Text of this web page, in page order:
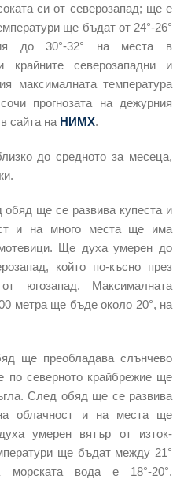
си от северозапад; ще е
ще бъдат от 24°-26°
до 30°-32° на места в
крайните северозападни и
максималната температура
прогнозата на дежурния
сайта на НИМХ.
до средното за месеца,
ще се развива купеста и
и на много места ще има
Ще духа умерен до
който по-късно през
югозапад. Максималната
метра ще бъде около 20°, на
ще преобладава слънчево
по северното крайбрежие ще
След обяд ще се развива
облачност и на места ще
умерен вятър от изток-
ще бъдат между 21°
морската вода е 18°-20°.